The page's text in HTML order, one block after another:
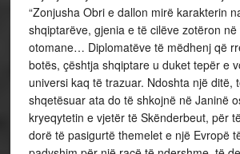
“Zonjusha Obri e dallon mirë karakterin
shqiptarëve, gjenia e të cilëve zotëron
otomane… Diplomatëve të mëdhenj që
botës, çështja shqiptare u duket tepër e
universi kaq të trazuar. Ndoshta një ditë,
shqetësuar ata do të shkojnë në Janinë
kryeqytetin e vjetër të Skënderbeut, për
dorë të pasigurtë themelet e një Evropë